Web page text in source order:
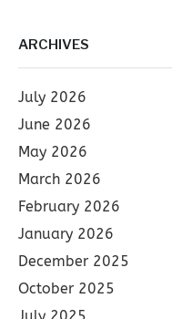
ARCHIVES
July 2026
June 2026
May 2026
March 2026
February 2026
January 2026
December 2025
October 2025